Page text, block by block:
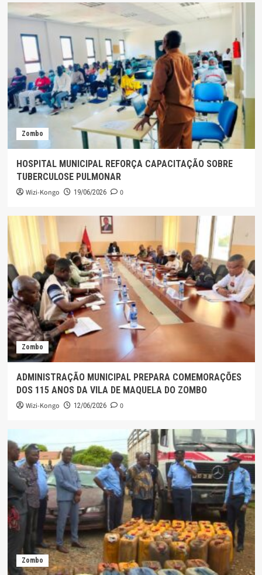
Zombo
HOSPITAL MUNICIPAL REFORÇA CAPACITAÇÃO SOBRE
TUBERCULOSE PULMONAR
Wizi-Kongo 19/06/2026 0
Zombo
ADMINISTRAÇÃO MUNICIPAL PREPARA COMEMORAÇÕES
DOS 115 ANOS DA VILA DE MAQUELA DO ZOMBO
Wizi-Kongo 12/06/2026 0
Zombo